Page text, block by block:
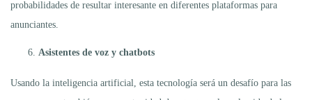
probabilidades de resultar interesante en diferentes plataformas para
anunciantes.
Asistentes de voz y chatbots
Usando la inteligencia artificial, esta tecnología será un desafío para las